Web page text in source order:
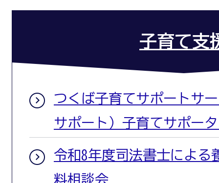
子育て支
つくば子育てサポートサ
サポート）子育てサポー
令和8年度司法書士による
料相談会